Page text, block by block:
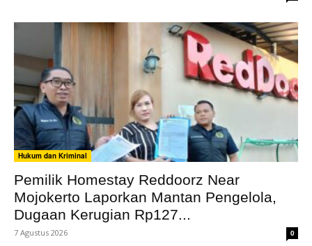
Hukum dan Kriminal
Pemilik Homestay Reddoorz Near
Mojokerto Laporkan Mantan Pengelola,
Dugaan Kerugian Rp127...
7 Agustus 2026 0